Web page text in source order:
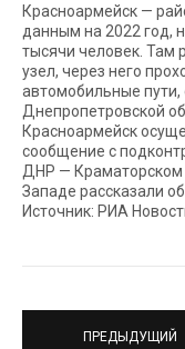
Красноармейск —
данным на 2022 год,
тысячи человек. Там
узел, через него
автомобильные
Днепропетровской
Красноармейск
сообщение с
ДНР — Краматорском
Западе рассказали
Источник: РИА
ПРЕДЫДУЩИЙ